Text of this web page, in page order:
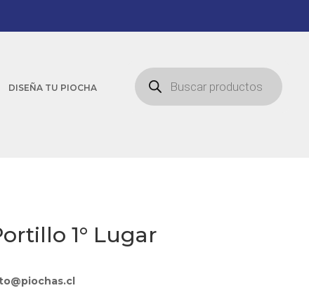
DISEÑA TU PIOCHA
Búsqueda
de
productos
1° Lugar